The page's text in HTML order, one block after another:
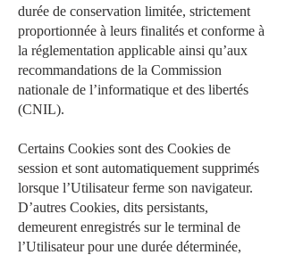
durée de conservation limitée, strictement
proportionnée à leurs finalités et conforme à
la réglementation applicable ainsi qu’aux
recommandations de la Commission
nationale de l’informatique et des libertés
(CNIL).
Certains Cookies sont des Cookies de
session et sont automatiquement supprimés
lorsque l’Utilisateur ferme son navigateur.
D’autres Cookies, dits persistants,
demeurent enregistrés sur le terminal de
l’Utilisateur pour une durée déterminée,